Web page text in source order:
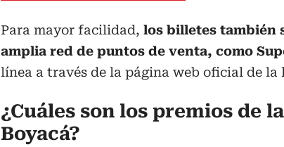
Para mayor facilidad, los billetes también
amplia red de puntos de venta, como
línea a través de la página web oficial de la
¿Cuáles son los premios de
Boyacá?